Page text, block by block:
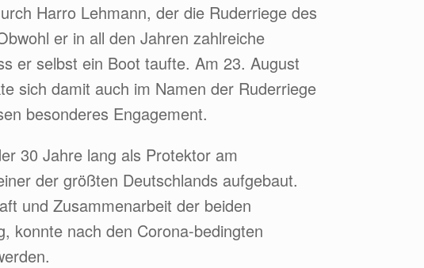
Harro Lehmann, der die Ruderriege des
er in all den Jahren zahlreiche
er selbst ein Boot taufte. Am 23. August
sich damit auch im Namen der Ruderriege
besonderes Engagement.
30 Jahre lang als Protektor am
der größten Deutschlands aufgebaut.
und Zusammenarbeit der beiden
konnte nach den Corona-bedingten